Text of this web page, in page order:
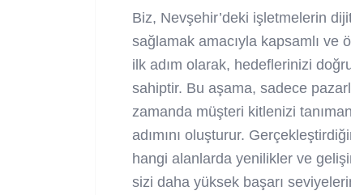
Biz, Nevşehir’deki işletmelerin
sağlamak amacıyla kapsamlı ve
ilk adım olarak, hedeflerinizi
sahiptir. Bu aşama, sadece
zamanda müşteri kitlenizi
adımını oluşturur.
hangi alanlarda yenilikler ve
sizi daha yüksek başarı